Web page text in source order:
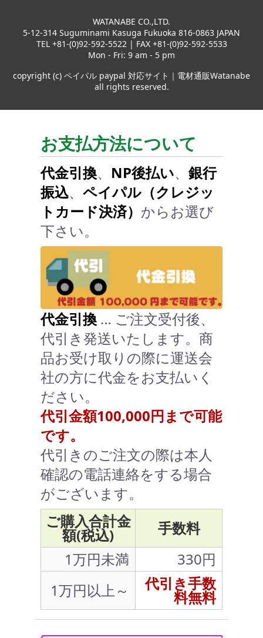
WATANABE CO.,LTD.
5-12-314 Suguminami Kasuga Fukuoka 816-0863 JAPAN
TEL +81-(0)92-592-5522 | FAX +81-(0)92-592-5533
Mon - Fri: 9 am - 5 pm
copyright (c) ペイパル paypal 対応サイト｜電材通販Watanabe
all rights reserved.
お支払方法について
代金引換、 NP後払い、 銀行
振込、 ペイパル（クレジッ
トカード決済） からお選び
下さい。
代金引換 … ご注文受付後、
代引き発送いたします。商
品お受け取りの際に運送会
社の方に代金をお支払いく
ださい。
代引金額100,000円まで可能
です。
代引きのご注文の際は本人
確認の電話連絡をする場合
がございます。
ご購入合計金
額(税込)
手数料
1万円未満
330円
1万円以上～
代引き手数
料無料